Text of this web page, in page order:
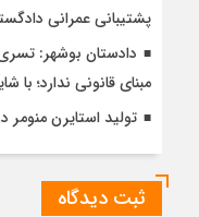
پشتیبانی عمرانی
دادستان بوشهر:
مبنای قانونی ندارد؛
تولید استایرن
ثبت دیدگاه